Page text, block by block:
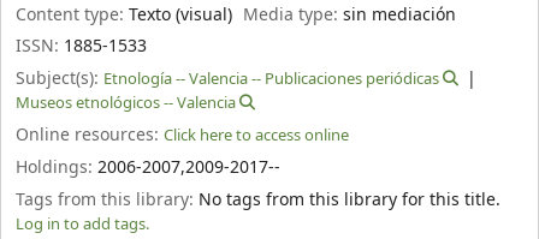
Content type: Texto (visual) Media type:sin mediación
ISSN: 1885-1533
Subject(s): Etnología -- Valencia -- Publicaciones periódicas
Museos etnológicos -- Valencia
Online resources: Click here to access online
Holdings: 2006-2007,2009-2017--
Tags from this library: No tags from this library for this title.
Log in to add tags.